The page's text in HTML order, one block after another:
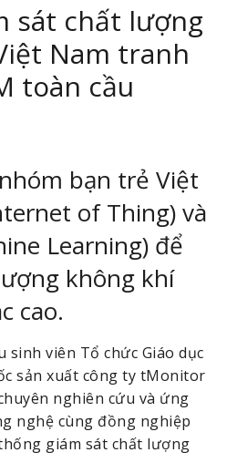
sát chất lượng
Nam tranh
toàn cầu
bạn trẻ Việt
of Thing) và
Learning) để
không khí
cao.
sinh viên Tổ chức Giáo dục
sản xuất công ty tMonitor
nghiên cứu và ứng
nghệ cùng đồng nghiệp
giám sát chất lượng